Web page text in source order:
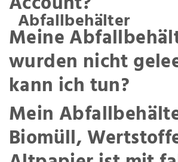
Abfallbehälter
Meine
wurden nicht
kann ich tun?
Mein
Biomüll,